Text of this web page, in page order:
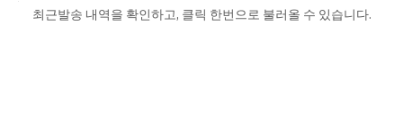
최근발송 내역을 확인하고, 클릭 한번으로 불러올 수 있습니다.